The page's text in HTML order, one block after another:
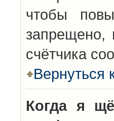
чтобы
запрещено,
счётчика
Вернуться
Когда я